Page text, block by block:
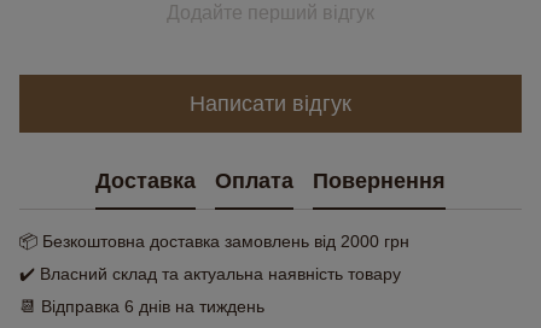
Додайте перший відгук
Написати відгук
Доставка Оплата Повернення
📦 Безкоштовна доставка замовлень від 2000 грн
✔️ Власний склад та актуальна наявність товару
📆 Відправка 6 днів на тиждень